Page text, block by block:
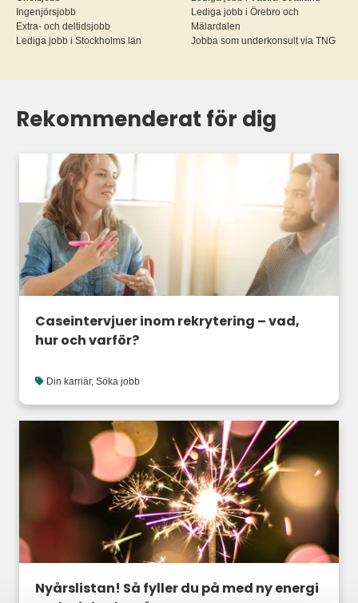
Ingenjörsjobb
Extra- och deltidsjobb
Lediga jobb i Stockholms län
Lediga jobb i Örebro och
Mälardalen
Jobba som underkonsult via TNG
Rekommenderat för dig
Caseintervjuer inom rekrytering – vad,
hur och varför?
Din karriär, Söka jobb
Nyårslistan! Så fyller du på med ny energi